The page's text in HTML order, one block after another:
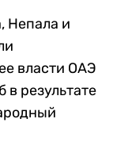
Непала и
власти ОАЭ
в результате